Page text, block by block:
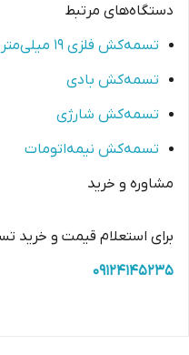
دستگاه‌های مرتبط
تسمه‌کش فلزی ۱۹ میلی‌متر
تسمه‌کش بادی
تسمه‌کش شارژی
تسمه‌کش نیمه‌اتومات
مشاوره و خرید
برای استعلام قیمت و خرید تسمه‌کش
09124145235